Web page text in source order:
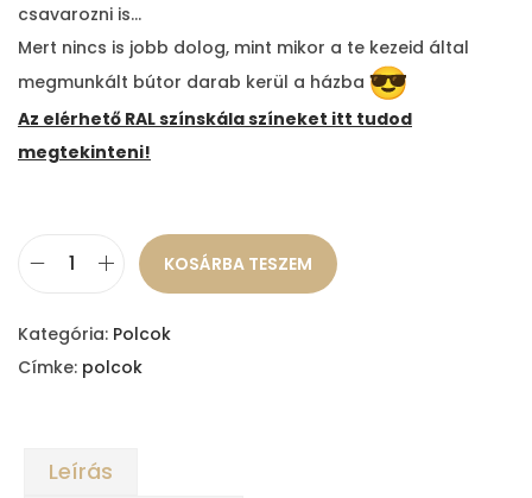
csavarozni is…
Mert nincs is jobb dolog, mint mikor a te kezeid által
megmunkált bútor darab kerül a házba
Az elérhető RAL színskála színeket itt tudod
megtekinteni!
Y
T
ö
KOSÁRBA TESZEM
Kategória: Polcok
Címke: polcok
Leírás